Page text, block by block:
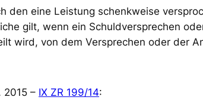
den eine Leistung schenkweise
gilt, wenn ein Schuldversprechen
wird, von dem Versprechen oder der
2015 – IX ZR 199/14: